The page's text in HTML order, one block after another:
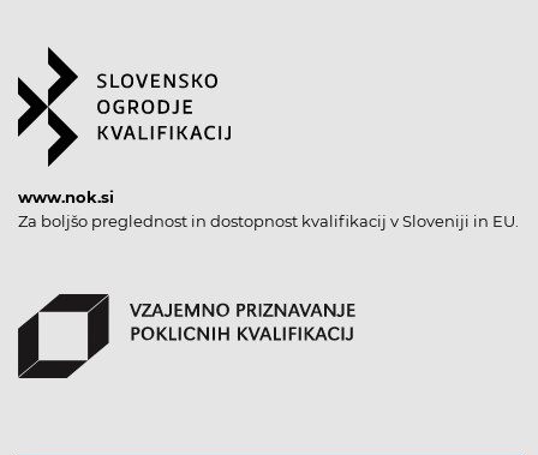
www.nok.si
Za boljšo preglednost in dostopnost kvalifikacij v Sloveniji in EU.